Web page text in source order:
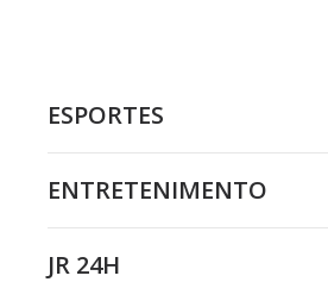
ESPORTES
ENTRETENIMENTO
JR 24H